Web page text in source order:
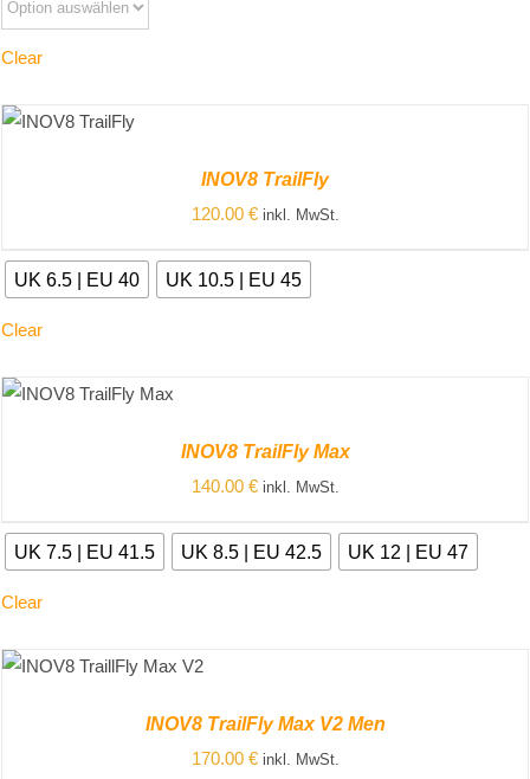
Clear
ZUM
INOV8 TrailFly
120.00 € inkl. MwSt.
UK 6.5 | EU 40 UK 10.5 | EU 45
Clear
INOV8 TrailFly Max
140.00 € inkl. MwSt.
UK 7.5 | EU 41.5 UK 8.5 | EU 42.5 UK 12 | EU 47
Clear
INOV8 TrailFly Max V2 Men
170.00 € inkl. MwSt.